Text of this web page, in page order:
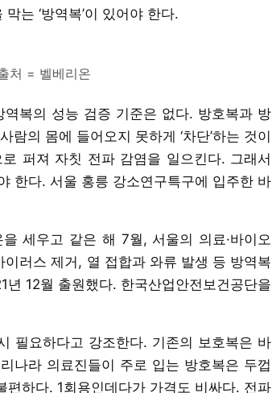
는 ‘방역복’이 있어야 한다.
처 = 벨베리온
복의 성능 검증 기준은 없다. 방호복과 방
의 몸에 들어오지 못하게 ‘차단’하는 것이
퍼져 자칫 전파 감염을 일으킨다. 그래서
한다. 서울 홍릉 강소연구특구에 입주한 바
세우고 같은 해 7월, 서울의 의료·바이오
러스 제거, 열 접합과 와류 발생 등 방역복
12월 출원했다. 한국산업안전보건공단을
필요하다고 강조한다. 기존의 보호복은 바
나라 의료진들이 주로 입는 방호복은 두껍
하다. 1회용인데다가 가격도 비싸다. 전파